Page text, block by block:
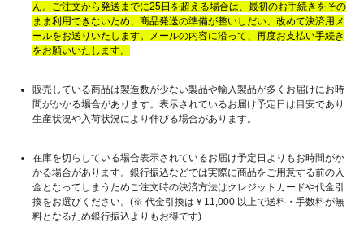
ん。ご注文から発送までに25日を超える場合は、最初のお手続きをその
まま利用できないため、商品発送の準備が整いしだい、改めて決済用メ
ールをお送りいたします。メールの内容に沿って、再度お支払い手続き
をお願いいたします。
販売している商品は製造数が少ない製品や輸入製品が多くお届けにお時
間がかかる場合があります。表示されているお届け予定日は目安であり
生産状況や入荷状況により伸びる場合があります。
在庫を切らしている場合表示されているお届け予定日よりもお時間がか
かる場合があります。銀行振込などでは実際に商品をご用意する前の入
金となってしまうためご注文時の決済方法はクレジットカードや代金引
換をお選びください。(※ 代金引換は￥11,000 以上で送料・手数料が無
料となるため銀行振込よりもお得です)